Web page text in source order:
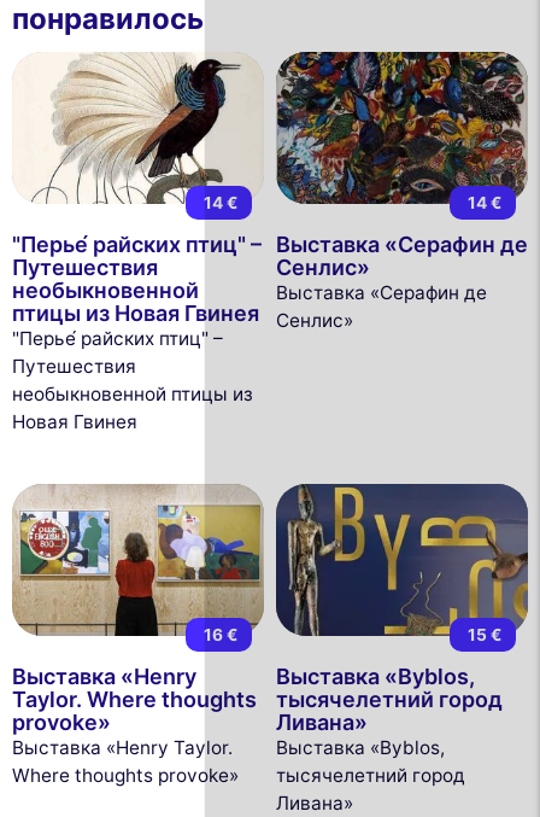
понравилось
14 €
"Перье́ райских птиц" –
Путешествия
необыкновенной
птицы из Новая Гвинея
"Перье́ райских птиц" –
Путешествия
необыкновенной птицы из
Новая Гвинея
14 €
Выставка «Серафин де
Сенлис»
Выставка «Серафин де
Сенлис»
16 €
Выставка «Henry
Taylor. Where thoughts
provoke»
Выставка «Henry Taylor.
Where thoughts provoke»
15 €
Выставка «Byblos,
тысячелетний город
Ливана»
Выставка «Byblos,
тысячелетний город
Ливана»